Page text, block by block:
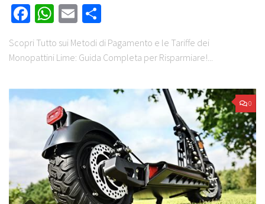
Facebook
WhatsApp
Email
Scopri Tutto sui Metodi di Pagamento e le Tariffe dei
Monopattini Lime: Guida Completa per Risparmiare!...
0